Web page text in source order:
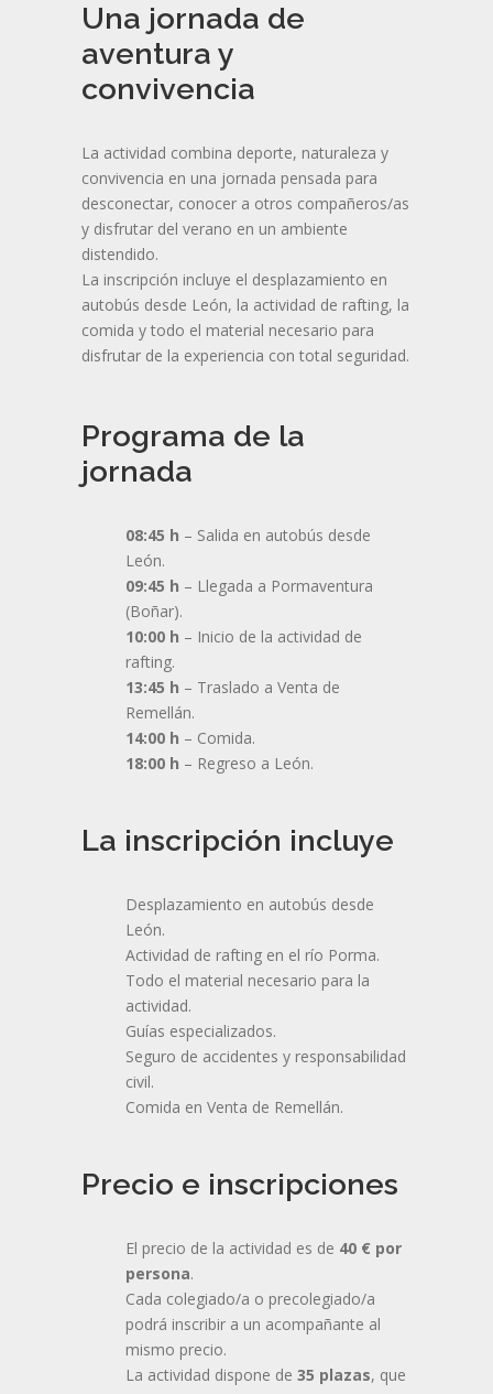
Una jornada de
aventura y
convivencia
La actividad combina deporte, naturaleza y
convivencia en una jornada pensada para
desconectar, conocer a otros compañeros/as
y disfrutar del verano en un ambiente
distendido.
La inscripción incluye el desplazamiento en
autobús desde León, la actividad de rafting, la
comida y todo el material necesario para
disfrutar de la experiencia con total seguridad.
Programa de la
jornada
08:45 h – Salida en autobús desde
León.
09:45 h – Llegada a Pormaventura
(Boñar).
10:00 h – Inicio de la actividad de
rafting.
13:45 h – Traslado a Venta de
Remellán.
14:00 h – Comida.
18:00 h – Regreso a León.
La inscripción incluye
Desplazamiento en autobús desde
León.
Actividad de rafting en el río Porma.
Todo el material necesario para la
actividad.
Guías especializados.
Seguro de accidentes y responsabilidad
civil.
Comida en Venta de Remellán.
Precio e inscripciones
El precio de la actividad es de 40 € por
persona.
Cada colegiado/a o precolegiado/a
podrá inscribir a un acompañante al
mismo precio.
La actividad dispone de 35 plazas, que